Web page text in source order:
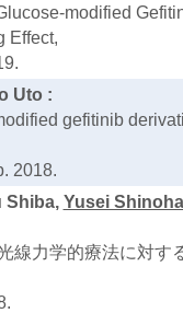
modified
Effect,
Uto :
gefitinib
2018.
Shiba, Yusei
線力学的療法に対す